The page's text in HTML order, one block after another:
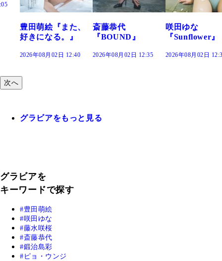
斎藤恭代
『BOUND』
2026年08月02日 12:35
咲田ゆな
『Sunflower』
2026年08月02日 12:30
藤水咲桜『花
だまり』
2026年08月02日
次へ
グラビアをもっと見る
グラビアを
キーワードで探す
豊田萌絵
咲田ゆな
藤水咲桜
斎藤恭代
鍛治島彩
ピョ・ウンジ